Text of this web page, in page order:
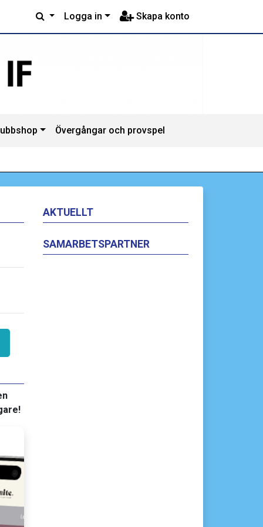
Logga in Skapa konto
Övergångar och provspel
AKTUELLT
SAMARBETSPARTNER